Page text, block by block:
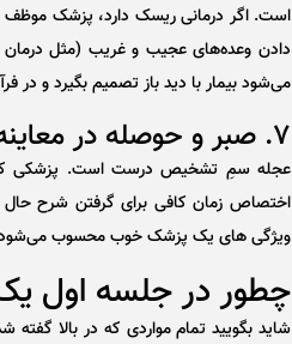
است. اگر درمانی ریسک دارد، پزشک موظف
دادن وعده‌های عجیب و غریب (مثل
می‌شود بیمار با دید باز تصمیم بگیرد و در
۷. صبر و حوصله در معاینه
عجله سمِ تشخیص درست است. پزشکی که
اختصاص زمان کافی برای گرفتن شرح حال
ویژگی های یک پزشک خوب محسوب می‌شود.
چطور در جلسه اول
شاید بگویید تمام مواردی که در بالا